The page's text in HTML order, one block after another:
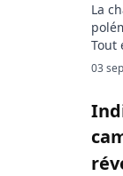
La
Tout
que
[…]
03